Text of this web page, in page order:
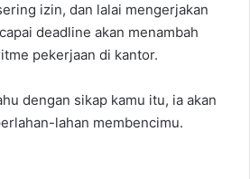
izin, dan lalai mengerjakan
deadline akan menambah
pekerjaan di kantor.
dengan sikap kamu itu, ia akan
lahan membencimu.